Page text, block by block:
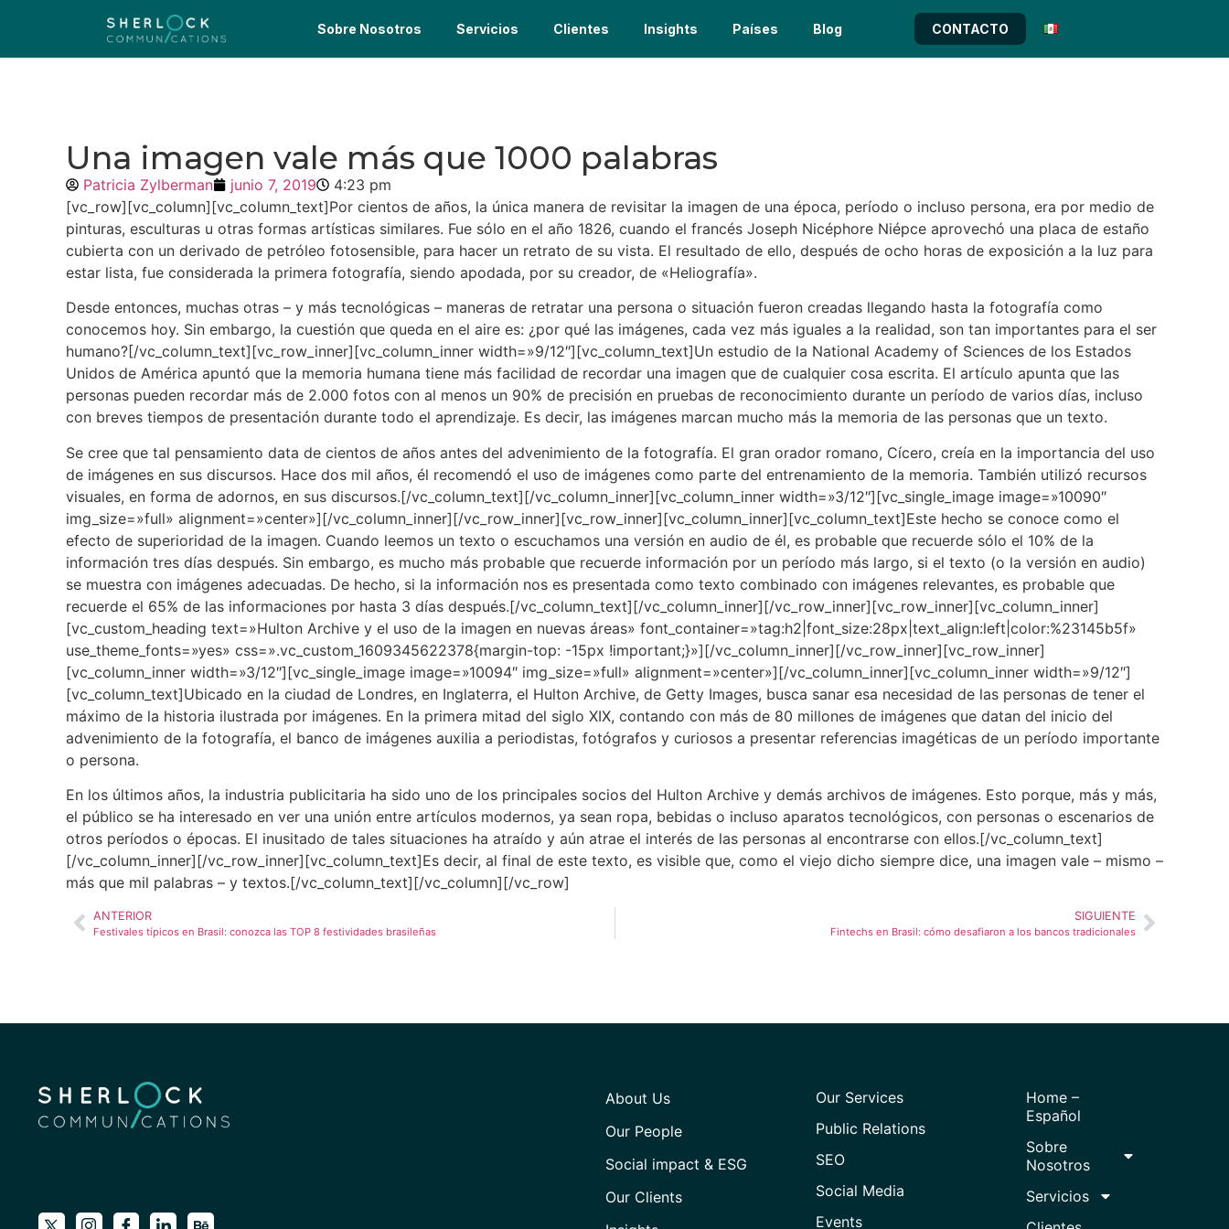
Sobre Nosotros Servicios Clientes Insights Países Blog CONTACTO
Una imagen vale más que 1000 palabras
Patricia Zylberman junio 7, 2019
4:23 pm
[vc_row][vc_column][vc_column_text]Por cientos de años, la única manera de revisitar la imagen de una época, período o incluso persona, era por medio de
pinturas, esculturas u otras formas artísticas similares. Fue sólo en el año 1826, cuando el francés Joseph Nicéphore Niépce aprovechó una placa de estaño
cubierta con un derivado de petróleo fotosensible, para hacer un retrato de su vista. El resultado de ello, después de ocho horas de exposición a la luz para
estar lista, fue considerada la primera fotografía, siendo apodada, por su creador, de «Heliografía».
Desde entonces, muchas otras – y más tecnológicas – maneras de retratar una persona o situación fueron creadas llegando hasta la fotografía como
conocemos hoy. Sin embargo, la cuestión que queda en el aire es: ¿por qué las imágenes, cada vez más iguales a la realidad, son tan importantes para el ser
humano?[/vc_column_text][vc_row_inner][vc_column_inner width=»9/12″][vc_column_text]Un estudio de la National Academy of Sciences de los Estados
Unidos de América apuntó que la memoria humana tiene más facilidad de recordar una imagen que de cualquier cosa escrita. El artículo apunta que las
personas pueden recordar más de 2.000 fotos con al menos un 90% de precisión en pruebas de reconocimiento durante un período de varios días, incluso
con breves tiempos de presentación durante todo el aprendizaje. Es decir, las imágenes marcan mucho más la memoria de las personas que un texto.
Se cree que tal pensamiento data de cientos de años antes del advenimiento de la fotografía. El gran orador romano, Cícero, creía en la importancia del uso
de imágenes en sus discursos. Hace dos mil años, él recomendó el uso de imágenes como parte del entrenamiento de la memoria. También utilizó recursos
visuales, en forma de adornos, en sus discursos.[/vc_column_text][/vc_column_inner][vc_column_inner width=»3/12″][vc_single_image image=»10090″
img_size=»full» alignment=»center»][/vc_column_inner][/vc_row_inner][vc_row_inner][vc_column_inner][vc_column_text]Este hecho se conoce como el
efecto de superioridad de la imagen. Cuando leemos un texto o escuchamos una versión en audio de él, es probable que recuerde sólo el 10% de la
información tres días después. Sin embargo, es mucho más probable que recuerde información por un período más largo, si el texto (o la versión en audio)
se muestra con imágenes adecuadas. De hecho, si la información nos es presentada como texto combinado con imágenes relevantes, es probable que
recuerde el 65% de las informaciones por hasta 3 días después.[/vc_column_text][/vc_column_inner][/vc_row_inner][vc_row_inner][vc_column_inner]
[vc_custom_heading text=»Hulton Archive y el uso de la imagen en nuevas áreas» font_container=»tag:h2|font_size:28px|text_align:left|color:%23145b5f»
use_theme_fonts=»yes» css=».vc_custom_1609345622378{margin-top: -15px !important;}»][/vc_column_inner][/vc_row_inner][vc_row_inner]
[vc_column_inner width=»3/12″][vc_single_image image=»10094″ img_size=»full» alignment=»center»][/vc_column_inner][vc_column_inner width=»9/12″]
[vc_column_text]Ubicado en la ciudad de Londres, en Inglaterra, el Hulton Archive, de Getty Images, busca sanar esa necesidad de las personas de tener el
máximo de la historia ilustrada por imágenes. En la primera mitad del siglo XIX, contando con más de 80 millones de imágenes que datan del inicio del
advenimiento de la fotografía, el banco de imágenes auxilia a periodistas, fotógrafos y curiosos a presentar referencias imagéticas de un período importante
o persona.
En los últimos años, la industria publicitaria ha sido uno de los principales socios del Hulton Archive y demás archivos de imágenes. Esto porque, más y más,
el público se ha interesado en ver una unión entre artículos modernos, ya sean ropa, bebidas o incluso aparatos tecnológicos, con personas o escenarios de
otros períodos o épocas. El inusitado de tales situaciones ha atraído y aún atrae el interés de las personas al encontrarse con ellos.[/vc_column_text]
[/vc_column_inner][/vc_row_inner][vc_column_text]Es decir, al final de este texto, es visible que, como el viejo dicho siempre dice, una imagen vale – mismo –
más que mil palabras – y textos.[/vc_column_text][/vc_column][/vc_row]
ANTERIOR
Festivales típicos en Brasil: conozca las TOP 8 festividades brasileñas
SIGUIENTE
Fintechs en Brasil: cómo desafiaron a los bancos tradicionales
About Us
Our People
Social impact & ESG
Our Clients
Our Services
Public Relations
SEO
Social Media
Events
Home –
Español
Sobre
Nosotros
Servicios